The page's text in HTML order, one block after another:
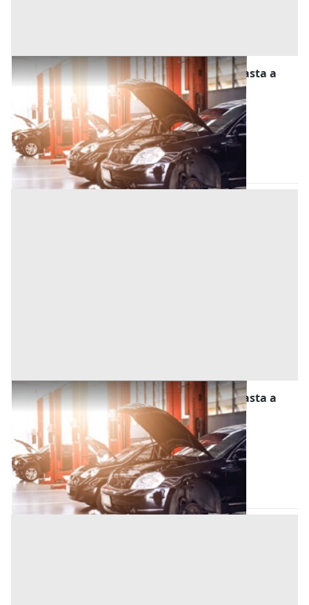
Stalle, Scuderie, Rimesse, Autorimesse all'asta a
Este
Este (Padova)
Offerta minima
8.625 € 11.500 €
Codice asta:e26829ae
28/10/2026
Stalle, Scuderie, Rimesse, Autorimesse all'asta a
Este
Este (Padova)
Offerta minima
8.625 € 11.500 €
Codice asta:0f115a48
28/10/2026